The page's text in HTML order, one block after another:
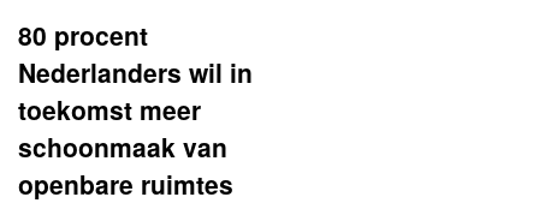
80 procent
Nederlanders wil in
toekomst meer
schoonmaak van
openbare ruimtes